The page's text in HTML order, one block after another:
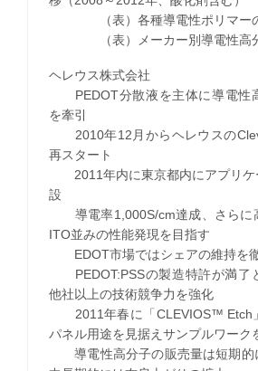
（表）各種導電性ポリマー
（表）メーカー別導電性高分
ヘレウス株式会社
PEDOT分散液を主体に導電性
を牽引
2010年12月からヘレウスの
再スタート
2011年内に東京都内にアプリケ
設
導電率1,000S/cm達成、さらに
ITO並みの性能発現を目指す
EDOT市場ではシェアの維持を
PEDOT:PSSの製造特許が満了
他社以上の技術競争力を強化
2011年春に「CLEVIOS™ Etch
パネル用途を見据えサンプルワーク
導電性高分子の販売量は短期的